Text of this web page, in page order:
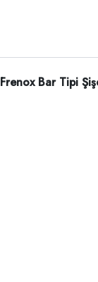
Frenox Bar Tipi